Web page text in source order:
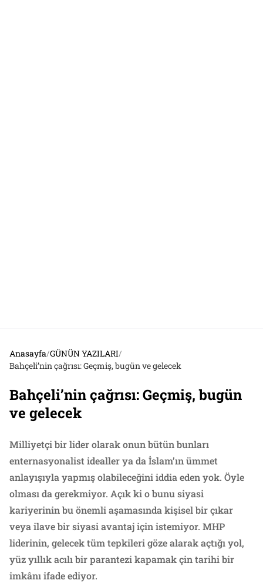
Anasayfa/GÜNÜN YAZILARI/
Bahçeli’nin çağrısı: Geçmiş, bugün ve gelecek
Bahçeli’nin çağrısı: Geçmiş, bugün
ve gelecek
Milliyetçi bir lider olarak onun bütün bunları
enternasyonalist idealler ya da İslam’ın ümmet
anlayışıyla yapmış olabileceğini iddia eden yok. Öyle
olması da gerekmiyor. Açık ki o bunu siyasi
kariyerinin bu önemli aşamasında kişisel bir çıkar
veya ilave bir siyasi avantaj için istemiyor. MHP
liderinin, gelecek tüm tepkileri göze alarak açtığı yol,
yüz yıllık acılı bir parantezi kapamak çin tarihi bir
imkânı ifade ediyor.